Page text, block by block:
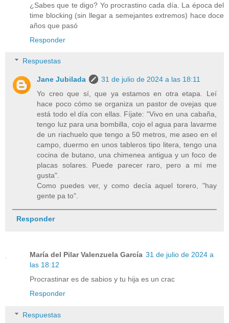
¿Sabes que te digo? Yo procrastino cada día. La época del
time blocking (sin llegar a semejantes extremos) hace doce
años que pasó
Responder
Respuestas
Jane Jubilada
31 de julio de 2024 a las 18:11
Yo creo que sí, que ya estamos en otra etapa. Leí
hace poco cómo se organiza un pastor de ovejas que
está todo el día con ellas. Fíjate: "Vivo en una cabaña,
tengo luz para una bombilla, cojo el agua para lavarme
de un riachuelo que tengo a 50 metros, me aseo en el
campo, duermo en unos tableros tipo litera, tengo una
cocina de butano, una chimenea antigua y un foco de
placas solares. Puede parecer raro, pero a mí me
gusta".
Como puedes ver, y como decía aquel torero, "hay
gente pa to".
Responder
María del Pilar Valenzuela García 31 de julio de 2024 a
las 18:12
Procrastinar es de sabios y tu hija es un crac
Responder
Respuestas